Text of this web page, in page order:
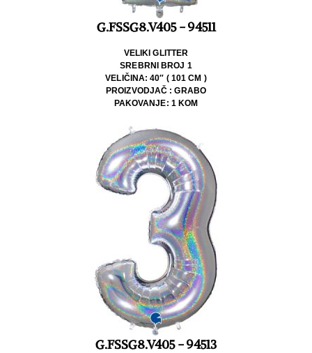
G.FSSG8.V405 - 94511
VELIKI GLITTER
SREBRNI BROJ 1
VELIČINA: 40″ ( 101 CM )
PROIZVODJAČ : GRABO
PAKOVANJE: 1 KOM
G.FSSG8.V405 - 94513